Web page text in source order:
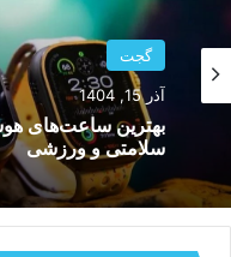
گجت
مهر 20, 1404
بهترین کیبوردهای
زیر ۵ میلیون تومان